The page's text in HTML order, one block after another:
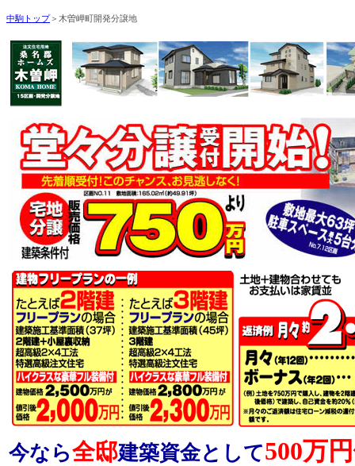
中駒トップ＞木曽岬町開発分譲地
今なら全邸建築資金として500万